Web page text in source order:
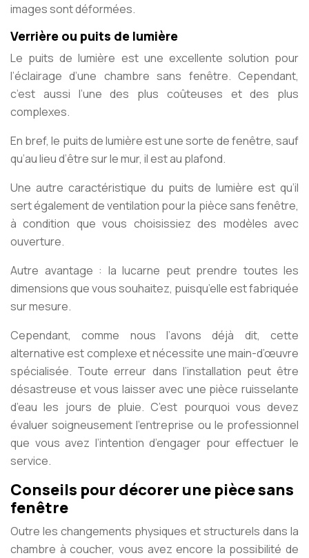
images sont déformées.
Verrière ou puits de lumière
Le puits de lumière est une excellente solution pour
l’éclairage d’une chambre sans fenêtre. Cependant,
c’est aussi l’une des plus coûteuses et des plus
complexes.
En bref, le puits de lumière est une sorte de fenêtre, sauf
qu’au lieu d’être sur le mur, il est au plafond.
Une autre caractéristique du puits de lumière est qu’il
sert également de ventilation pour la pièce sans fenêtre,
à condition que vous choisissiez des modèles avec
ouverture.
Autre avantage : la lucarne peut prendre toutes les
dimensions que vous souhaitez, puisqu’elle est fabriquée
sur mesure.
Cependant, comme nous l’avons déjà dit, cette
alternative est complexe et nécessite une main-d’œuvre
spécialisée. Toute erreur dans l’installation peut être
désastreuse et vous laisser avec une pièce ruisselante
d’eau les jours de pluie. C’est pourquoi vous devez
évaluer soigneusement l’entreprise ou le professionnel
que vous avez l’intention d’engager pour effectuer le
service.
Conseils pour décorer une pièce sans
fenêtre
Outre les changements physiques et structurels dans la
chambre à coucher, vous avez encore la possibilité de